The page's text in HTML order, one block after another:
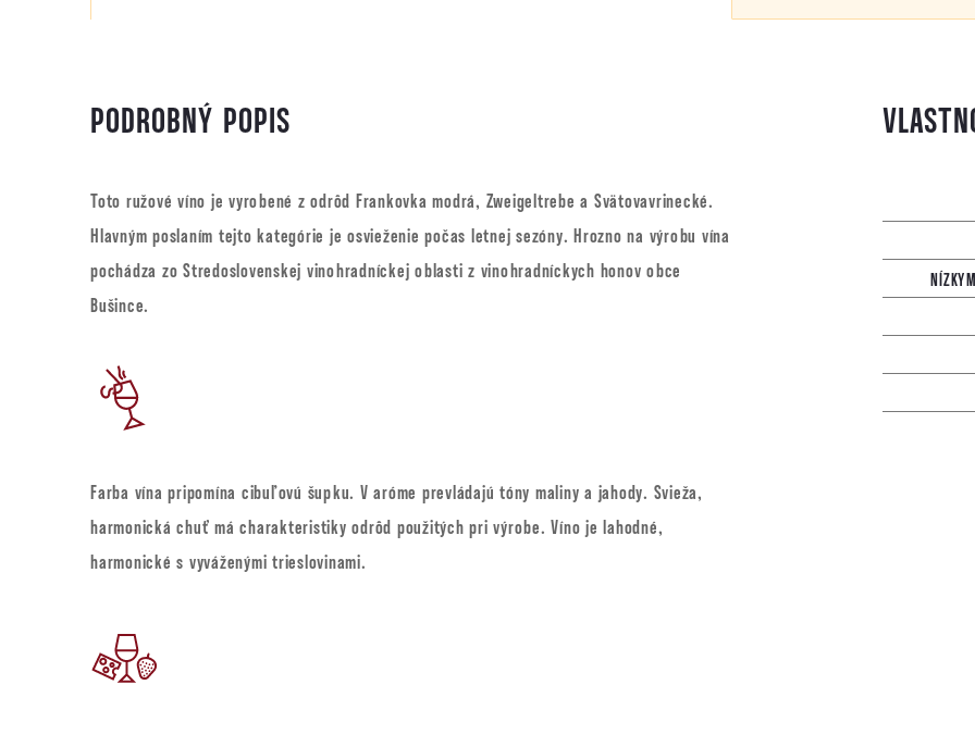
PODROBNÝ POPIS
Toto ružové víno je vyrobené z odrôd Frankovka modrá, Zweigeltrebe a Svätovavrinecké.
Hlavným poslaním tejto kategórie je osvieženie počas letnej sezóny. Hrozno na výrobu vína
pochádza zo Stredoslovenskej vinohradníckej oblasti z vinohradníckych honov obce
Bušince.
Farba vína pripomína cibuľovú šupku. V aróme prevládajú tóny maliny a jahody. Svieža,
harmonická chuť má charakteristiky odrôd použitých pri výrobe. Víno je lahodné,
harmonické s vyváženými trieslovinami.